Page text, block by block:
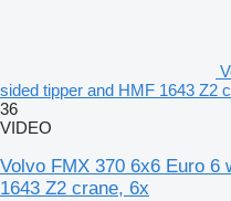
sided tipper and HMF 1643 Z2
36
VIDEO
Volvo FMX 370 6x6 Euro 6
1643 Z2 crane, 6x